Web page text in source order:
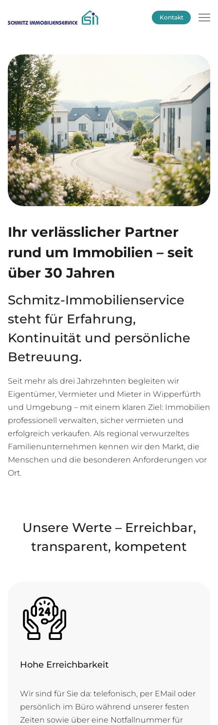
Kontakt
Ihr verlässlicher Partner
rund um Immobilien – seit
über 30 Jahren
Schmitz-Immobilienservice
steht für Erfahrung,
Kontinuität und persönliche
Betreuung.
Seit mehr als drei Jahrzehnten begleiten wir
Eigentümer, Vermieter und Mieter in Wipperfürth
und Umgebung – mit einem klaren Ziel: Immobilien
professionell verwalten, sicher vermieten und
erfolgreich verkaufen. Als regional verwurzeltes
Familienunternehmen kennen wir den Markt, die
Menschen und die besonderen Anforderungen vor
Ort.
Unsere Werte – Erreichbar,
transparent, kompetent
Hohe Erreichbarkeit
Wir sind für Sie da: te­le­fo­nisch, per E­Mail o­der
per­sön­lich im Bü­ro wäh­rend un­se­rer fes­ten
Zei­ten so­wie ü­ber ei­ne Not­fall­num­mer für